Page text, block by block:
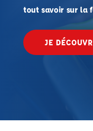
tout savoir sur la
JE